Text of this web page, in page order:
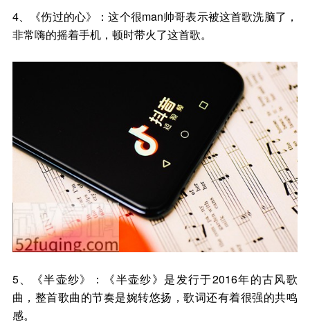
4、《伤过的心》：这个很man帅哥表示被这首歌洗脑了，
非常嗨的摇着手机，顿时带火了这首歌。
5、《半壶纱》：《半壶纱》是发行于2016年的古风歌
曲，整首歌曲的节奏是婉转悠扬，歌词还有着很强的共鸣
感。